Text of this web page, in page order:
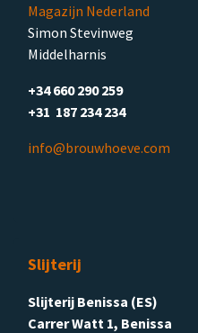
Magazijn Nederland
Simon Stevinweg
Middelharnis
+34 660 290 259
+31 187 234 234
info@brouwhoeve.com
Slijterij
Slijterij Benissa (ES)
Carrer Watt 1, Benissa